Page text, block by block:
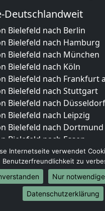
Deutschlandweit
Bielefeld nach Berlin
Bielefeld nach Hamburg
Bielefeld nach München
Bielefeld nach Köln
Bielefeld nach Frankfurt
Bielefeld nach Stuttgart
Bielefeld nach Düsseldorf
Bielefeld nach Leipzig
Bielefeld nach Dortmund
Bielefeld nach Essen
Bielefeld nach Bremen
Bielefeld nach Dresden
Bielefeld nach Hannover
Bielefeld nach Nürnberg
Bielefeld nach Duisburg
Internetseite verwendet
Benutzerfreundlichkeit zu
Nur
Datenschutzerklärung